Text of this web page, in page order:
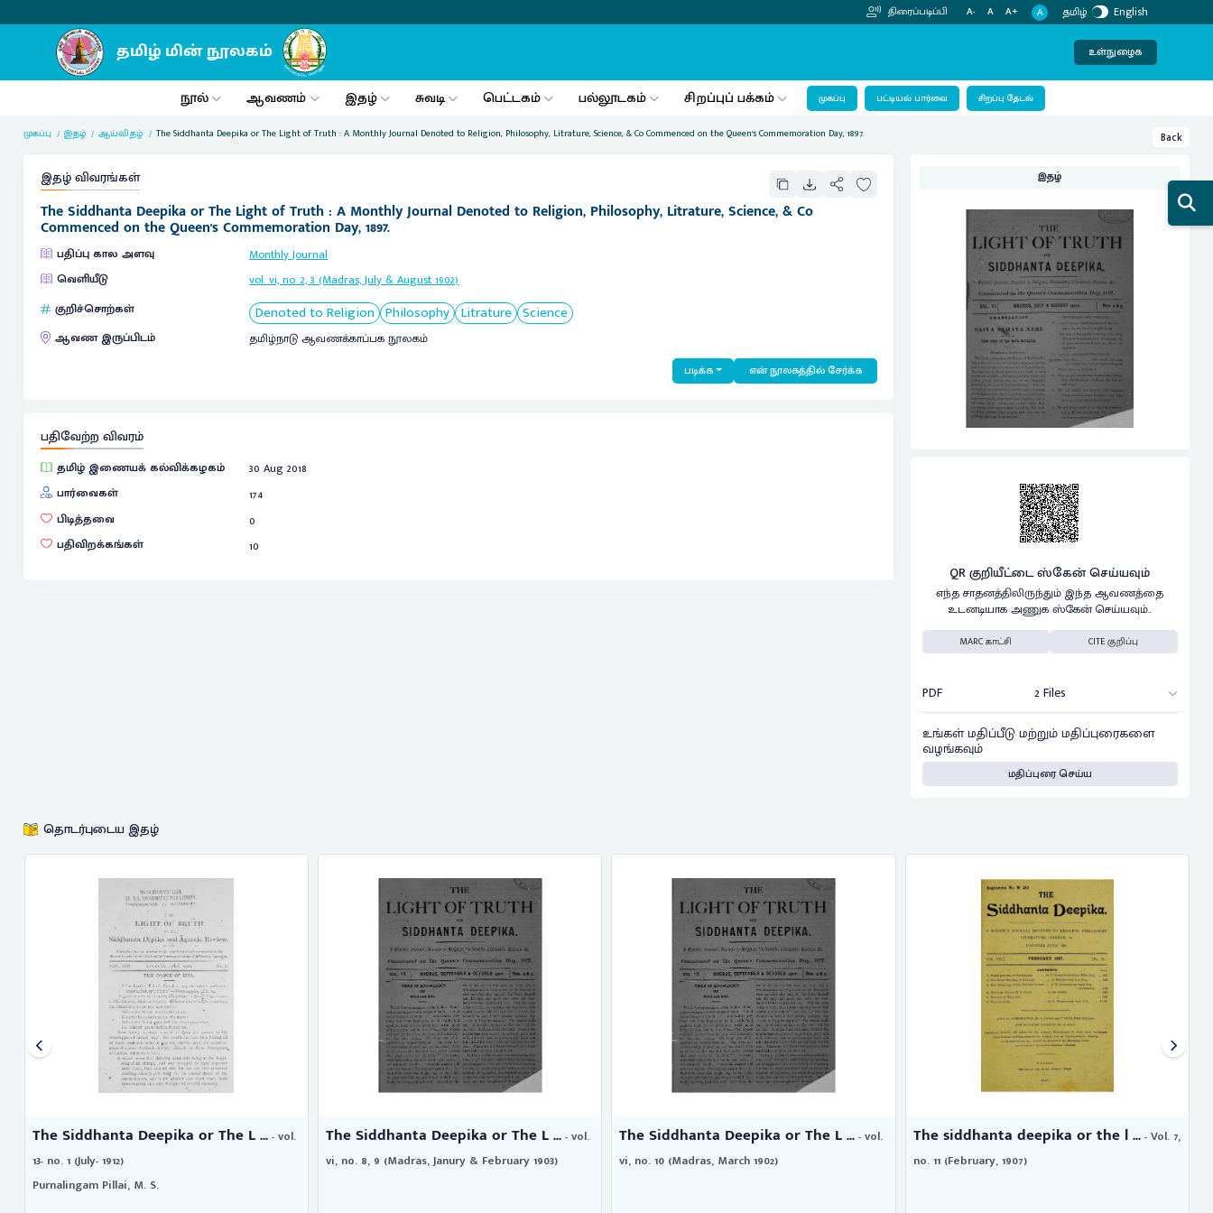
திரைப்படிப்பி A- A A+ A தமிழ் English
உள்நுழைக
நூல் ஆவணம் இதழ் சுவடி பெட்டகம் பல்லூடகம் சிறப்புப் பக்கம் முகப்பு பட்டியல் பார்வை சிறப்பு தேடல்
முகப்பு இதழ் ஆய்விதழ் The Siddhanta Deepika or The Light of Truth : A Monthly Journal Denoted to Religion, Philosophy, Litrature, Science, & Co Commenced on the Queen's Commemoration Day, 1897. Back
இதழ் விவரங்கள்
The Siddhanta Deepika or The Light of Truth : A Monthly Journal Denoted to Religion, Philosophy, Litrature, Science, & Co
Commenced on the Queen's Commemoration Day, 1897.
பதிப்பு கால அளவு
Monthly Journal
வெளியீடு
vol. vi, no. 2, 3 (Madras, July & August 1902)
குறிச்சொற்கள்
Denoted to Religion Philosophy Litrature Science
ஆவண இருப்பிடம் தமிழ்நாடு ஆவணக்காப்பக நூலகம்
படிக்க என் நூலகத்தில் சேர்க்க
பதிவேற்ற விவரம்
தமிழ் இணையக் கல்விக்கழகம்
30 Aug 2018
பார்வைகள்
174
பிடித்தவை
0
பதிவிறக்கங்கள்
10
இதழ்
QR குறியீட்டை ஸ்கேன் செய்யவும்
எந்த சாதனத்திலிருந்தும் இந்த ஆவணத்தை
உடனடியாக அணுக ஸ்கேன் செய்யவும்..
MARC காட்சி CITE குறிப்பு
PDF 2 Files
உங்கள் மதிப்பீடு மற்றும் மதிப்புரைகளை
வழங்கவும்
மதிப்புரை செய்ய
தொடர்புடைய இதழ்
The Siddhanta Deepika or The L ...- vol.
13- no. 1 (July- 1912)
Purnalingam Pillai, M. S.
The Siddhanta Deepika or The L ...- vol.
vi, no. 8, 9 (Madras, Janury & February 1903)
The Siddhanta Deepika or The L ...- vol.
vi, no. 10 (Madras, March 1902)
The siddhanta deepika or the l ...- Vol. 7,
no. 11 (February, 1907)